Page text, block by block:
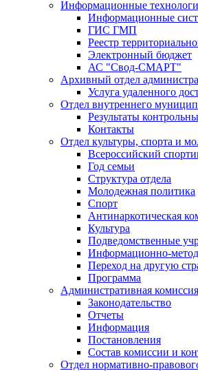
Информационные
Информационные
ГИС ГМП
Реестр
Электронный бюджет
АС "Свод-СМАРТ"
Архивный отдел
Услуга удаленного
Отдел внутреннего
Результаты
Контакты
Отдел культуры, спорта и
Всероссийский
Год семьи
Структура отдела
Молодежная политика
Спорт
Антинаркотическая
Культура
Подведомственные
Информационно-
Переход на другую
Программа
Административная комиссия
Законодательство
Отчеты
Информация
Постановления
Состав комиссии и
Отдел нормативно-